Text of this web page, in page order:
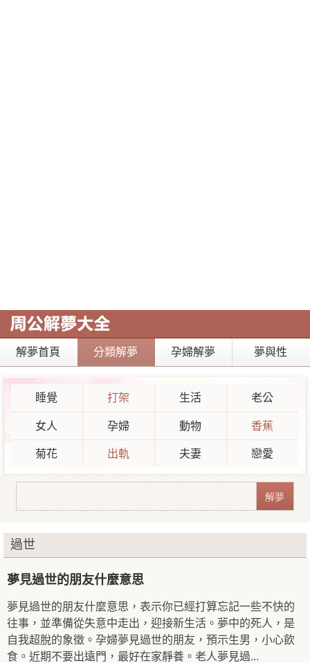
解夢首頁 分類解夢 孕婦解夢 夢與性
睡覺 打架 生活 老公
女人 孕婦 動物 香蕉
菊花 出軌 夫妻 戀愛
過世
夢見過世的朋友什麼意思
夢見過世的朋友什麼意思，表示你已經打算忘記一些不快的
往事，並準備從失意中走出，迎接新生活。夢中的死人，是
自我超脫的象徵。孕婦夢見過世的朋友，預示生男，小心飲
食。近期不要出遠門，最好在家靜養。老人夢見過...